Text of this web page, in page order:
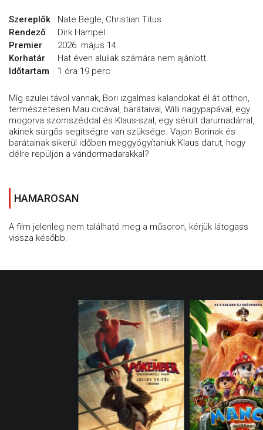
Szereplők
Nate Begle, Christian Titus
Rendező
Dirk Hampel
Premier
2026. május 14.
Korhatár
Hat éven aluliak számára nem ajánlott.
Időtartam
1 óra 19 perc
Míg szülei távol vannak, Bori izgalmas kalandokat él át otthon,
természetesen Mau cicával, barátaival, Willi nagypapával, egy
mogorva szomszéddal és Klaus-szal, egy sérült darumadárral,
akinek sürgős segítségre van szüksége. Vajon Borinak és
barátainak sikerül időben meggyógyítaniuk Klaus darut, hogy
délre repüljön a vándormadarakkal?
HAMAROSAN
A film jelenleg nem található meg a műsoron, kérjük látogass
vissza később.